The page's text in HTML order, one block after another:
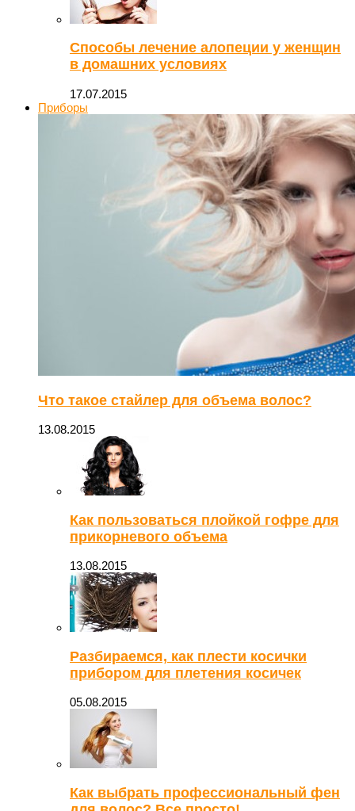
Способы лечение алопеции у женщин
в домашних условиях
17.07.2015
Приборы
Что такое стайлер для объема волос?
13.08.2015
Как пользоваться плойкой гофре для
прикорневого объема
13.08.2015
Разбираемся, как плести косички
прибором для плетения косичек
05.08.2015
Как выбрать профессиональный фен